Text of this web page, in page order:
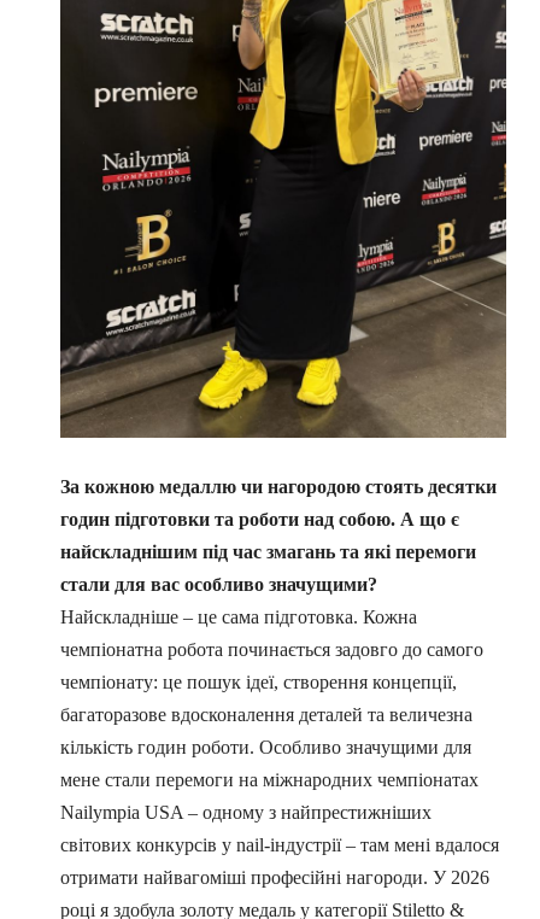
За кожною медаллю чи нагородою стоять десятки
годин підготовки та роботи над собою. А що є
найскладнішим під час змагань та які перемоги
стали для вас особливо значущими?
Найскладніше – це сама підготовка. Кожна
чемпіонатна робота починається задовго до самого
чемпіонату: це пошук ідеї, створення концепції,
багаторазове вдосконалення деталей та величезна
кількість годин роботи. Особливо значущими для
мене стали перемоги на міжнародних чемпіонатах
Nailympia USA – одному з найпрестижніших
світових конкурсів у nail-індустрії – там мені вдалося
отримати найвагоміші професійні нагороди. У 2026
році я здобула золоту медаль у категорії Stiletto &